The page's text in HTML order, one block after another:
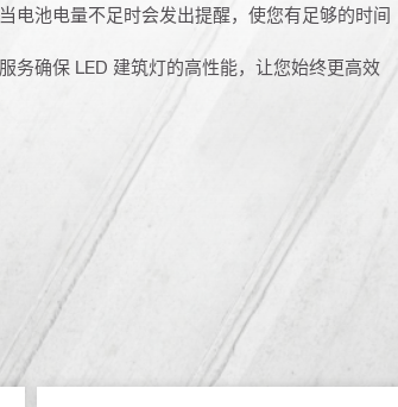
电池电量不足时会发出提醒，使您有足够的时间
务确保 LED 建筑灯的高性能，让您始终更高效